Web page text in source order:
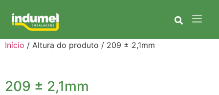
Início / Altura do produto / 209 ± 2,1mm
209 ± 2,1mm